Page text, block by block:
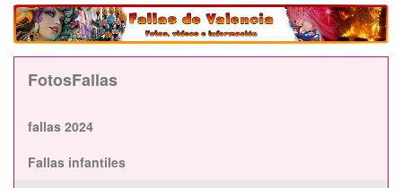
FotosFallas
fallas 2024
Fallas infantiles